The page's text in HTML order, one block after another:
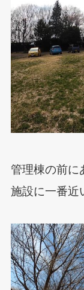
管理棟の前に
施設に一番近